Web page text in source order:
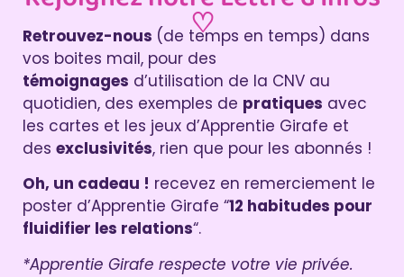
♡
Retrouvez-nous (de temps en temps) dans
vos boites mail, pour des
témoignages d’utilisation de la CNV au
quotidien, des exemples de pratiques avec
les cartes et les jeux d’Apprentie Girafe et
des exclusivités, rien que pour les abonnés !
Oh, un cadeau ! recevez en remerciement le
poster d’Apprentie Girafe “12 habitudes pour
fluidifier les relations“.
*Apprentie Girafe respecte votre vie privée.